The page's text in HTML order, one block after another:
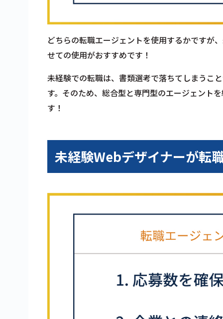
どちらの転職エージェントを使用するかですが
せての使用がおすすめです！
未経験での転職は、書類選考で落ちてしまうこ
す。そのため、総合型と専門型のエージェント
す！
未経験Webデザイナーが転